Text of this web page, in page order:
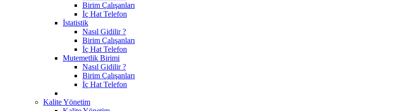
Birim Çalışanları
İç Hat Telefon
İstatistik
Nasıl Gidilir ?
Birim Çalışanları
İç Hat Telefon
Mutemetlik Birimi
Nasıl Gidilir ?
Birim Çalışanları
İç Hat Telefon
Kalite Yönetim